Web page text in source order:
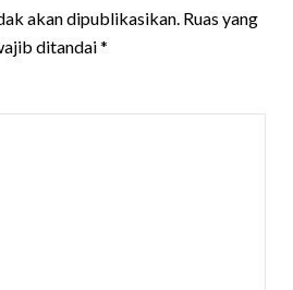
akan dipublikasikan. Ruas yang
ditandai*